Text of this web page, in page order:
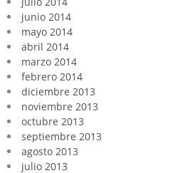
junio 2014
mayo 2014
abril 2014
marzo 2014
febrero 2014
diciembre 2013
noviembre 2013
octubre 2013
septiembre 2013
agosto 2013
julio 2013